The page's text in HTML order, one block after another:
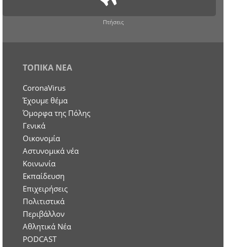
Πτήσεις
ΤΟΠΙΚΑ ΝΕΑ
CoronaVirus
Έχουμε θέμα
Όμορφα της Πόλης
Γενικά
Οικονομία
Aστυνομικά νέα
Κοινωνία
Εκπαίδευση
Επιχειρήσεις
Πολιτιστικά
Περιβάλλον
Αθλητικά Νέα
PODCAST